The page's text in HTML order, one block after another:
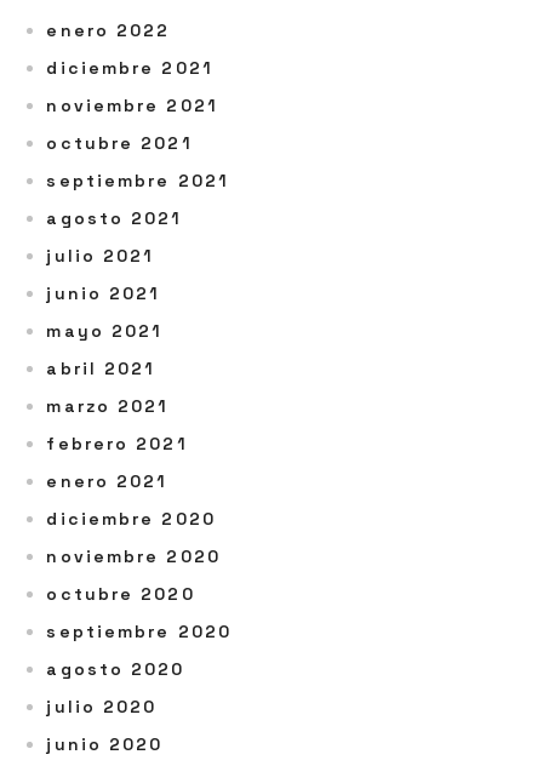
enero 2022
diciembre 2021
noviembre 2021
octubre 2021
septiembre 2021
agosto 2021
julio 2021
junio 2021
mayo 2021
abril 2021
marzo 2021
febrero 2021
enero 2021
diciembre 2020
noviembre 2020
octubre 2020
septiembre 2020
agosto 2020
julio 2020
junio 2020